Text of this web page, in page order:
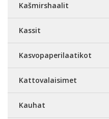
Kašmirshaalit
Kassit
Kasvopaperilaatikot
Kattovalaisimet
Kauhat